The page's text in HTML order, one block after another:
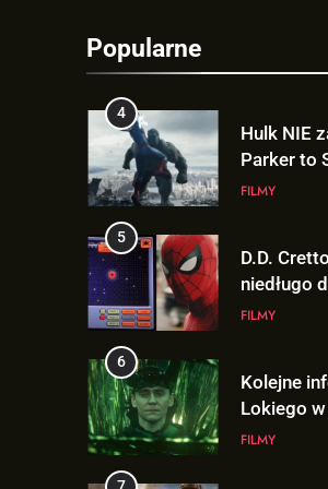
Popularne
4
Hulk NIE
Parker to
FILMY
5
D.D.
niedługo
znaczenia
FILMY
6
Kolejne
Lokiego w
FILMY